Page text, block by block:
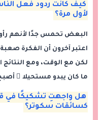
كيف كانت ردود فعل
لأول مرة؟
البعض تحمس جدًا لأنهم رأوا
اعتبر آخرون أن الفكرة
لكن مع الوقت، ومع النتائج
ما كان يبدو مستحيلا
هل واجهتِ تشكيكًا في
كسائقات سكوتر؟